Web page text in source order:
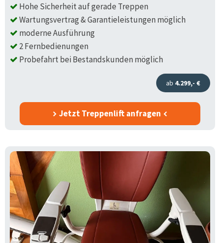
Hohe Sicherheit auf gerade Treppen
Wartungsvertrag & Garantieleistungen möglich
moderne Ausführung
2 Fernbedienungen
Probefahrt bei Bestandskunden möglich
ab 4.299,- €
Jetzt Treppenlift anfragen